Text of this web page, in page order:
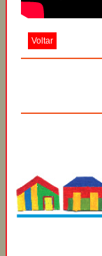
Voltar